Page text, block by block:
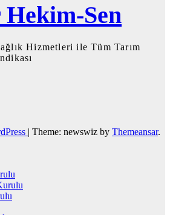
Sen
Hizmetleri ile Tüm Tarım
| Theme: newswiz by Themeansar.